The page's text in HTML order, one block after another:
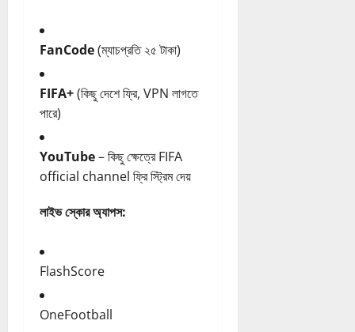
FanCode(ম্যাচপ্রতি ২৫ টাকা)
FIFA+(কিছু দেশে ফ্রি, VPN লাগতে
পারে)
YouTube– কিছু ক্ষেত্রে FIFA
official channel ফ্রি স্ট্রিম দেয়
লাইভ স্কোর অ্যাপস:
FlashScore
OneFootball